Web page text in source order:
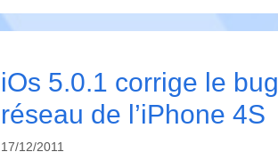
iOs 5.0.1 corrige le bug
réseau de l’iPhone 4S
17/12/2011